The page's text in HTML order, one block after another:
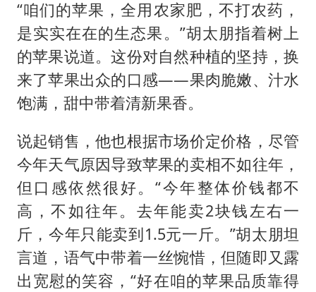
“咱们的苹果，全用农家肥，不打农药，
是实实在在的生态果。”胡太朋指着树上
的苹果说道。这份对自然种植的坚持，换
来了苹果出众的口感——果肉脆嫩、汁水
饱满，甜中带着清新果香。
说起销售，他也根据市场价定价格，尽管
今年天气原因导致苹果的卖相不如往年，
但口感依然很好。“今年整体价钱都不
高，不如往年。去年能卖2块钱左右一
斤，今年只能卖到1.5元一斤。”胡太朋坦
言道，语气中带着一丝惋惜，但随即又露
出宽慰的笑容，“好在咱的苹果品质靠得